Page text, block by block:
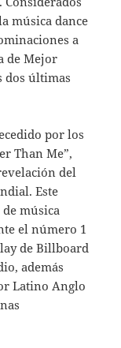
música dance
a
de Mejor
dos últimas
por los
Than Me”,
del
Este
música
el número 1
de Billboard
además
Latino Anglo